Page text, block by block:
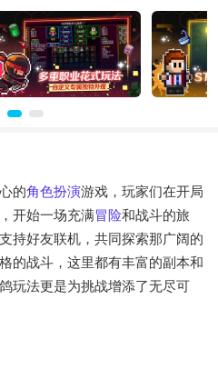
的角色扮演游戏，玩家们在开局
开始一场充满冒险和战斗的旅
持好友联机，共同探索那广阔的
的战斗，这里都有丰富的副本和
玩法更是为挑战增添了无尽可